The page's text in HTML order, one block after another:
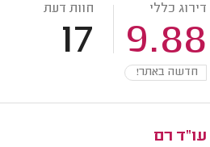
דירוג כללי
9.88
חוות דעת
17
חדשה באתר!
עו"ד רם